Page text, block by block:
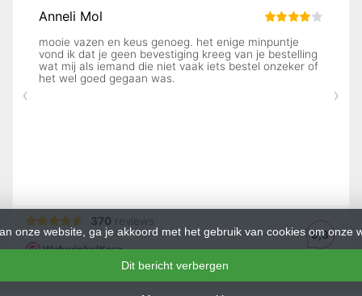
onze website, ga je akkoord met het gebruik van cookies om onze
Dit bericht verbergen